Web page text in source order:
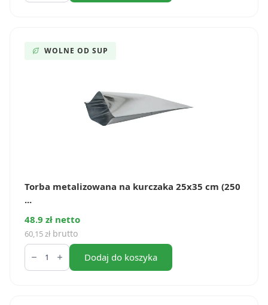
(250
szt.) WOLNE OD SUP
Torba metalizowana na kurczaka 25x35 cm (250
...
48.9 zł netto
60,15zł brutto
ilość
Torba
metalizowana
Dodaj do koszyka